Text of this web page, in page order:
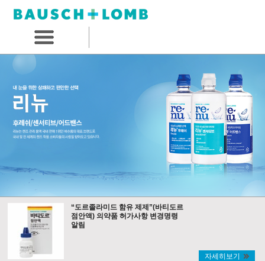
“도르졸라미드 함유 제제”(바티도르
점안액) 의약품 허가사항 변경명령
알림
자세히보기